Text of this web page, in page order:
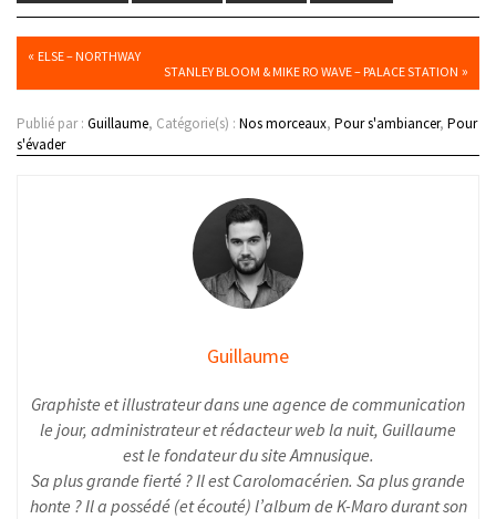
« ELSE – NORTHWAY
STANLEY BLOOM & MIKE RO WAVE – PALACE STATION »
Publié par : Guillaume, Catégorie(s) : Nos morceaux, Pour s'ambiancer, Pour
s'évader
Guillaume
Graphiste et illustrateur dans une agence de communication
le jour, administrateur et rédacteur web la nuit, Guillaume
est le fondateur du site Amnusique.
Sa plus grande fierté ? Il est Carolomacérien. Sa plus grande
honte ? Il a possédé (et écouté) l’album de K-Maro durant son